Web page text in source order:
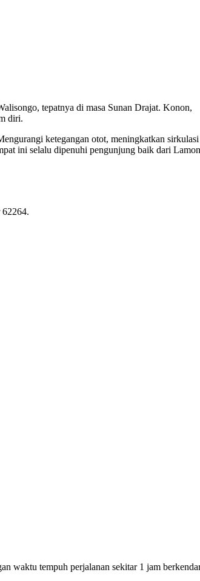
tepatnya di masa Sunan Drajat. Konon,
diri.
ketegangan otot, meningkatkan
ini selalu dipenuhi pengunjung baik dari
waktu tempuh perjalanan sekitar 1 jam